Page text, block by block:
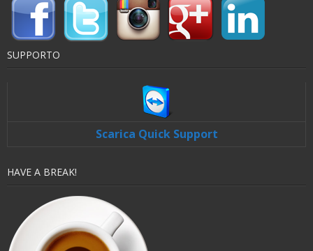
SUPPORTO
Scarica Quick Support
HAVE A BREAK!